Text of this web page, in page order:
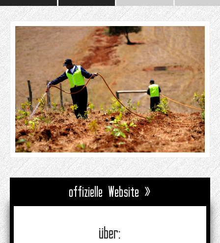
offizielle Website »
über: